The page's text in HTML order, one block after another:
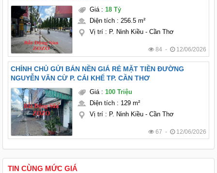
Giá: 18 Tỷ
Diện tích: 256.5 m²
Vị trí: P. Ninh Kiều - Cần Thơ
84 - 12/06/2026
CHÍNH CHỦ GỬI BÁN NỀN GIÁ RẺ MẶT TIỀN ĐƯỜNG
NGUYỄN VĂN CỪ P. CÁI KHẾ TP. CẦN THƠ
Giá: 100 Triệu
Diện tích: 129 m²
Vị trí: P. Ninh Kiều - Cần Thơ
67 - 12/06/2026
TIN CÙNG MỨC GIÁ